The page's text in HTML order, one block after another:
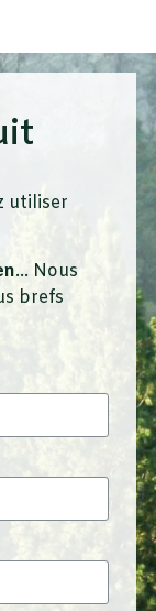
utiliser
… Nous
brefs